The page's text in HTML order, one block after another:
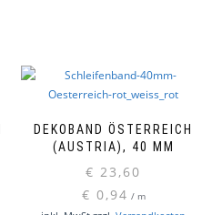
DEKOBAND ÖSTERREICH
(AUSTRIA), 40 MM
€ 23,60
€ 0,94 / m